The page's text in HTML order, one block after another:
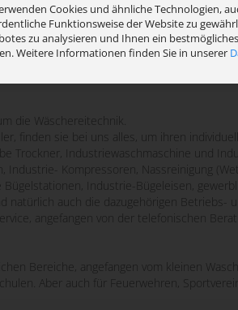
Cookies und ähnliche Technologien,
Funktionsweise der Website zu
zu analysieren und Ihnen ein
Weitere Informationen finden Sie in unserer
die Wäschereitechnik.
finden sie bei uns alles, um ihren
Trockner, Industriewaschmaschine und
Industrie- Kompressoren, Nassreinigung
Bügelstationen, Industrie-Bügeleisen,
natürlich auch die dazugehörigen Betriebs-
angefangen von der telefonischen
Bereiche, angefangen vom kleinen
Aber auch für Feuerwehren,